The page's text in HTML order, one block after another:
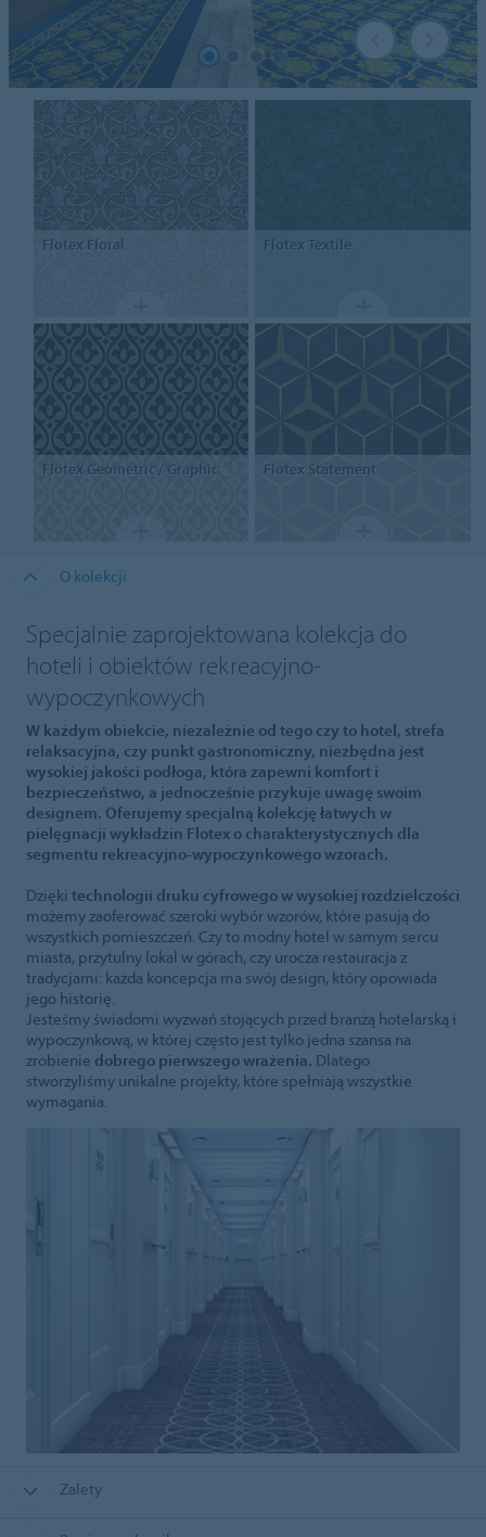
Flotex Floral Flotex Textile
Flotex Geometric / Graphic Flotex Statement
O kolekcji
Specjalnie zaprojektowana kolekcja do
hoteli i obiektów rekreacyjno-
wypoczynkowych
W każdym obiekcie, niezależnie od tego czy to hotel, strefa
relaksacyjna, czy punkt gastronomiczny, niezbędna jest
wysokiej jakości podłoga, która zapewni komfort i
bezpieczeństwo, a jednocześnie przykuje uwagę swoim
designem. Oferujemy specjalną kolekcję łatwych w
pielęgnacji wykładzin Flotex o charakterystycznych dla
segmentu rekreacyjno-wypoczynkowego wzorach.
Dzięki technologii druku cyfrowego w wysokiej rozdzielczości
możemy zaoferować szeroki wybór wzorów, które pasują do
wszystkich pomieszczeń. Czy to modny hotel w samym sercu
miasta, przytulny lokal w górach, czy urocza restauracja z
tradycjami: każda koncepcja ma swój design, który opowiada
jego historię.
Jesteśmy świadomi wyzwań stojących przed branżą hotelarską i
wypoczynkową, w której często jest tylko jedna szansa na
zrobienie dobrego pierwszego wrażenia. Dlatego
stworzyliśmy unikalne projekty, które spełniają wszystkie
wymagania.
Zalety